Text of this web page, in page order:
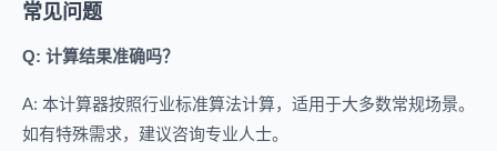
常见问题
Q: 计算结果准确吗？
A: 本计算器按照行业标准算法计算，适用于大多数常规场景。
如有特殊需求，建议咨询专业人士。